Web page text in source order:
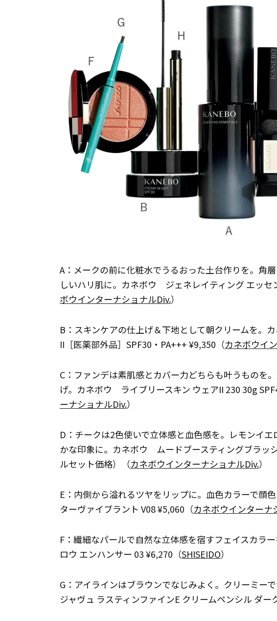
A：メークの前に化粧水でうるおった土台作りを。角
しいハリ肌に。カネボウ ジェネレイティング エッセ
ボウインターナショナルDiv.）
B：スキンケアの仕上げ＆下地として朝クリームを
II［医薬部外品］SPF30・PA+++ ¥9,350（カネボウイ
C：ファンデは素肌感とカバー力どちらも叶うものを
げ。カネボウ ライブリースキン ウェアII 230 30g
ーナショナルDiv.）
D：チークは2色使いで立体感と血色感を。レモンイ
かな印象に。カネボウ ムードブースティングブラッ
ルセット価格）（カネボウインターナショナルDiv.）
E：内側から溢れるツヤをリップに。血色カラーで顔
ターヴァイブラント V08 ¥5,060（カネボウインターナ
F：繊細なパールで自然な立体感を宿すフェイスカラ
ロウ エンハンサー 03 ¥6,270（SHISEIDO）
G：アイラインはブラウンでなじみよく。クリーミー
ジャヴュ ラスティンファインE クリームペンシル ダー